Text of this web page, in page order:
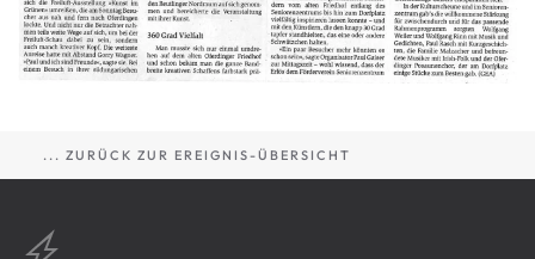
... ZURÜCK ZUR EREIGNIS-ÜBERSICHT